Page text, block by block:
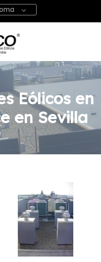
Eólicos en
en Sevilla